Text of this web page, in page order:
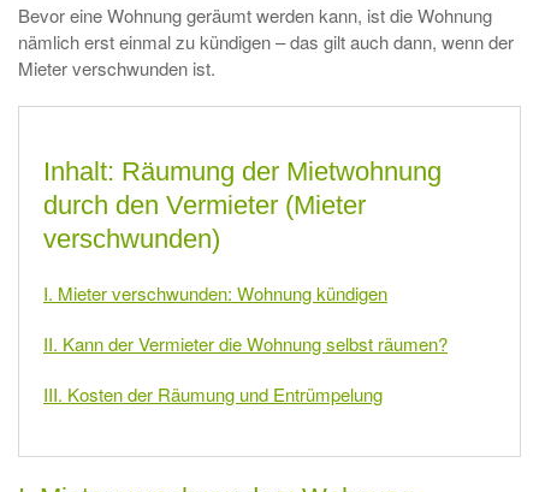
Bevor eine Wohnung geräumt werden kann, ist die Wohnung
nämlich erst einmal zu kündigen – das gilt auch dann, wenn der
Mieter verschwunden ist.
Inhalt: Räumung der Mietwohnung
durch den Vermieter (Mieter
verschwunden)
I. Mieter verschwunden: Wohnung kündigen
II. Kann der Vermieter die Wohnung selbst räumen?
III. Kosten der Räumung und Entrümpelung